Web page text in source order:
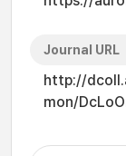
Journal URL
http://
mon/